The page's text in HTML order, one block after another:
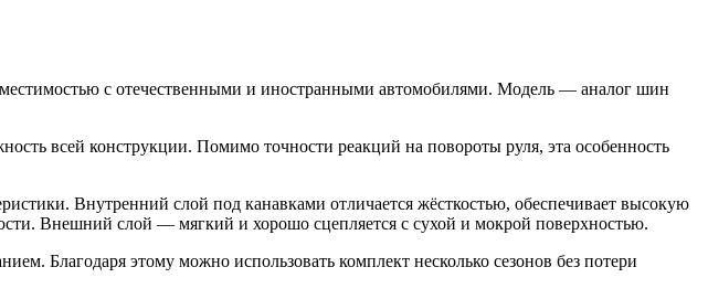
с отечественными и иностранными автомобилями. Модель — аналог шин
всей конструкции. Помимо точности реакций на повороты руля, эта особенность
Внутренний слой под канавками отличается жёсткостью, обеспечивает высокую
Внешний слой — мягкий и хорошо сцепляется с сухой и мокрой поверхностью.
Благодаря этому можно использовать комплект несколько сезонов без потери